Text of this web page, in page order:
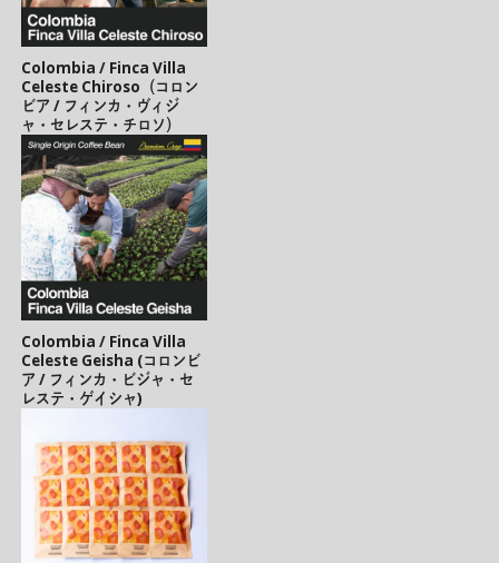
Colombia / Finca Villa
Celeste Chiroso（コロン
ビア / フィンカ・ヴィジ
ャ・セレステ・チロソ）
Colombia / Finca Villa
Celeste Geisha (コロンビ
ア / フィンカ・ビジャ・セ
レステ・ゲイシャ)